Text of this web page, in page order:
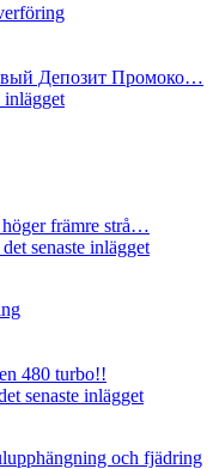
Депозит Промоко…
inlägget
främre strå…
senaste inlägget
480 turbo!!
senaste inlägget
och fjädring